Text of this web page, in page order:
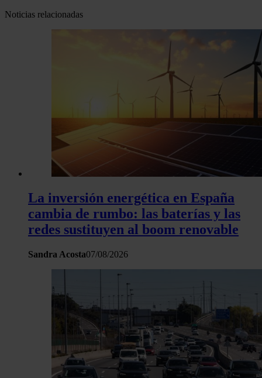
Noticias relacionadas
La inversión energética en España
cambia de rumbo: las baterías y las
redes sustituyen al boom renovable
Sandra Acosta07/08/2026